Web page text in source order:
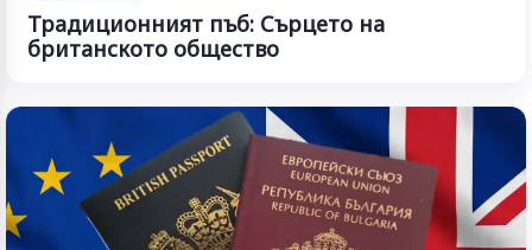
Традиционният пъб: Сърцето на
британското общество